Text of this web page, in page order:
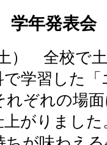
年発表会
） 全校で
で学習した
れぞれの場
上がりまし